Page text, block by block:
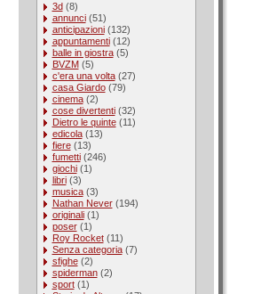
3d(8)
annunci(51)
anticipazioni(132)
appuntamenti(12)
balle in giostra(5)
BVZM(5)
c'era una volta(27)
casa Giardo(79)
cinema(2)
cose divertenti(32)
Dietro le quinte(11)
edicola(13)
fiere(13)
fumetti(246)
giochi(1)
libri(3)
musica(3)
Nathan Never(194)
originali(1)
poser(1)
Roy Rocket(11)
Senza categoria(7)
sfighe(2)
spiderman(2)
sport(1)